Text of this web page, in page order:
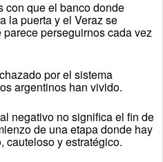
con que el banco donde
la puerta y el Veraz se
perseguirnos cada vez
por el sistema
argentinos han vivido.
negativo no significa el fin de
de una etapa donde hay
cauteloso y estratégico.